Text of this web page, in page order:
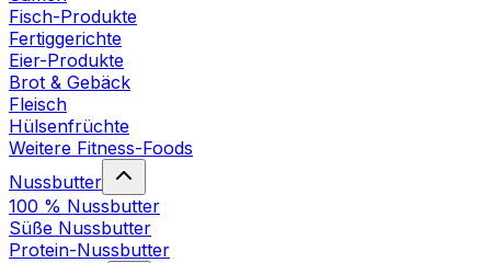
Fisch-Produkte
Fertiggerichte
Eier-Produkte
Brot & Gebäck
Fleisch
Hülsenfrüchte
Weitere Fitness-Foods
Nussbutter
100 % Nussbutter
Süße Nussbutter
Protein-Nussbutter